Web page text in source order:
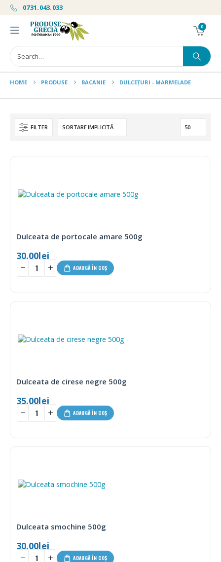
0731.043.033
0
HOME PRODUSE BACANIE DULCEȚURI - MARMELADE
FILTER
Dulceata de portocale amare 500g
30.00lei
ADAUGĂ ÎN COȘ
Dulceata de cirese negre 500g
35.00lei
ADAUGĂ ÎN COȘ
Dulceata smochine 500g
30.00lei
ADAUGĂ ÎN COȘ